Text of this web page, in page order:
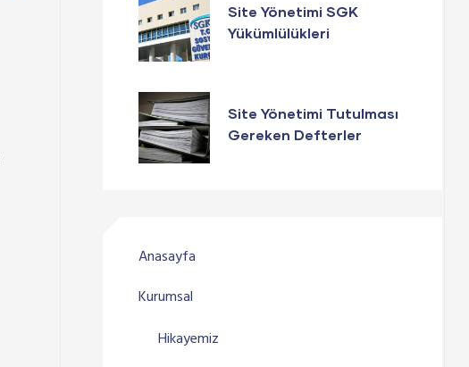
Site Yönetimi SGK
Yükümlülükleri
Site Yönetimi Tutulması
Gereken Defterler
Anasayfa
Kurumsal
Hikayemiz